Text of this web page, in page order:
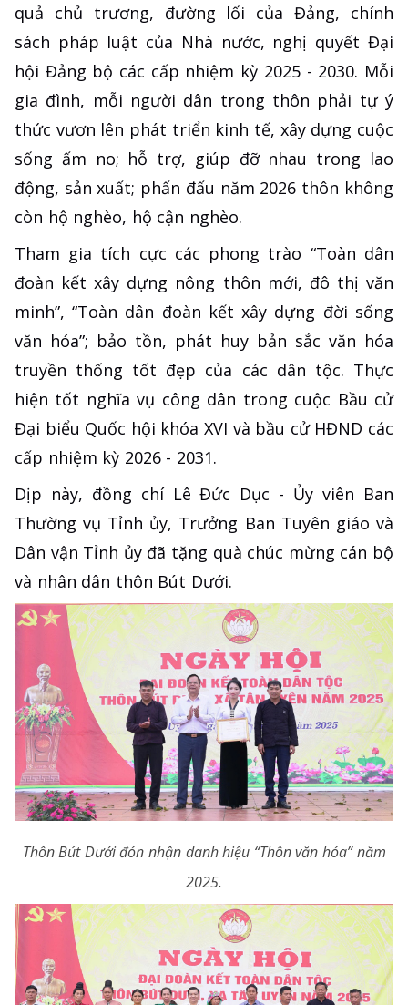
quả chủ trương, đường lối của Đảng, chính
sách pháp luật của Nhà nước, nghị quyết Đại
hội Đảng bộ các cấp nhiệm kỳ 2025 - 2030. Mỗi
gia đình, mỗi người dân trong thôn phải tự ý
thức vươn lên phát triển kinh tế, xây dựng cuộc
sống ấm no; hỗ trợ, giúp đỡ nhau trong lao
động, sản xuất; phấn đấu năm 2026 thôn không
còn hộ nghèo, hộ cận nghèo.
Tham gia tích cực các phong trào “Toàn dân
đoàn kết xây dựng nông thôn mới, đô thị văn
minh”, “Toàn dân đoàn kết xây dựng đời sống
văn hóa”; bảo tồn, phát huy bản sắc văn hóa
truyền thống tốt đẹp của các dân tộc. Thực
hiện tốt nghĩa vụ công dân trong cuộc Bầu cử
Đại biểu Quốc hội khóa XVI và bầu cử HĐND các
cấp nhiệm kỳ 2026 - 2031.
Dịp này, đồng chí Lê Đức Dục - Ủy viên Ban
Thường vụ Tỉnh ủy, Trưởng Ban Tuyên giáo và
Dân vận Tỉnh ủy đã tặng quà chúc mừng cán bộ
và nhân dân thôn Bút Dưới.
Thôn Bút Dưới đón nhận danh hiệu “Thôn văn hóa” năm
2025.